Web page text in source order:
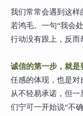
我们常常会遇到这样
若鸿毛。一句“我会
行动没有跟上，反而
诚信的第一步，就
任感的体现，也是对
从不轻易承诺，但
们宁可一开始说“不